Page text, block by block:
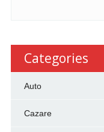
Categories
Auto
Cazare